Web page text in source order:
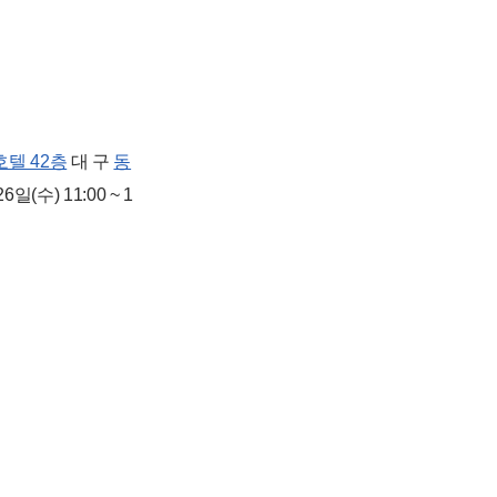
텔 42층 대 구 동
일(수) 11:00 ~ 1